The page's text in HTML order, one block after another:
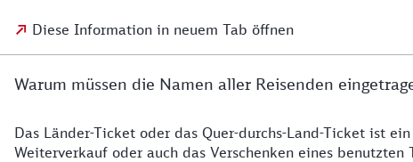
Diese Information in neuem Tab öffnen
Warum müssen die Namen aller Reisenden
Das Länder-Ticket oder das Quer-durchs-Land-Ticket ist
Weiterverkauf oder auch das Verschenken eines